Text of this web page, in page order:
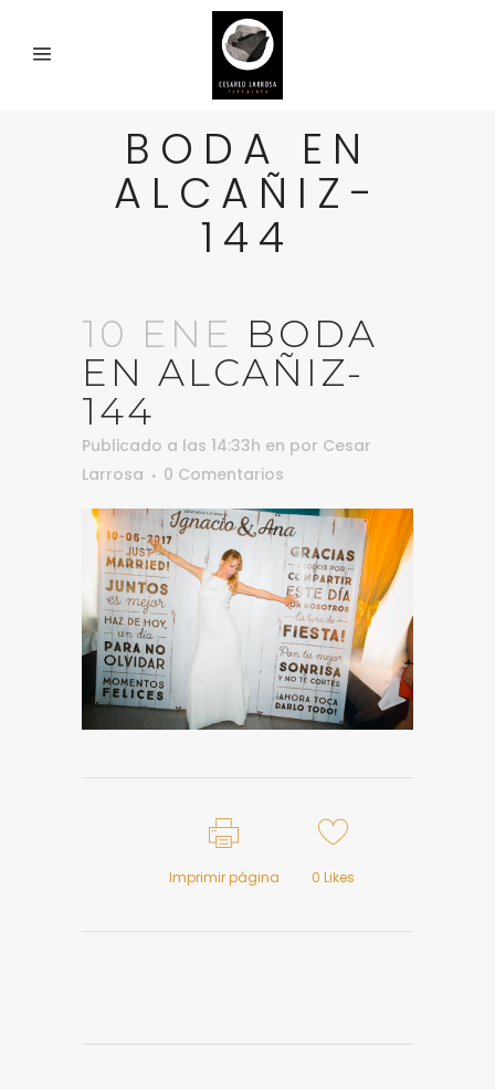
BODA EN
ALCAÑIZ-
144
10 ENE BODA
EN ALCAÑIZ-
144
Publicado a las 14:33h en por Cesar
Larrosa
0 Comentarios
Imprimir página 0 Likes